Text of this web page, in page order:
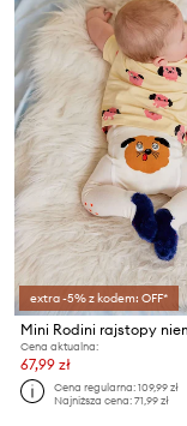
extra -5% z kodem: OFF*
Cena aktualna:
67,99 zł
Cena regularna:109,99 zł
Najniższa cena:71,99 zł